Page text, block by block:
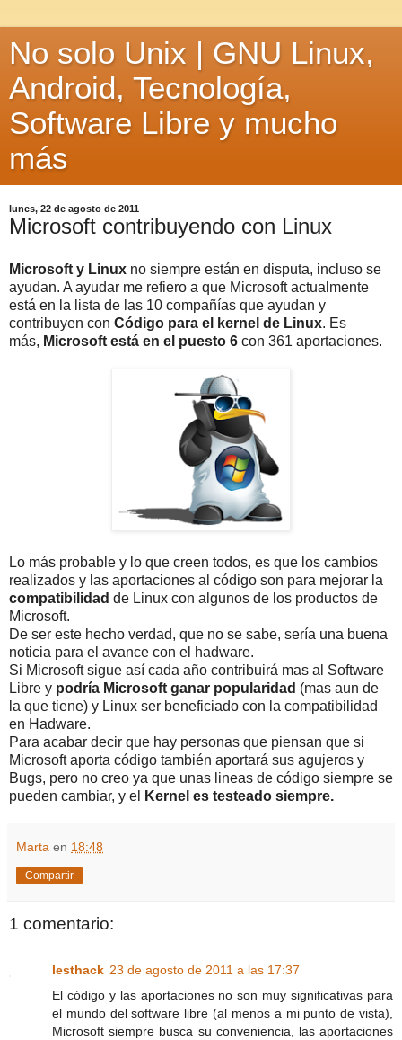
No solo Unix | GNU Linux,
Android, Tecnología,
Software Libre y mucho
más
lunes, 22 de agosto de 2011
Microsoft contribuyendo con Linux
Microsoft y Linux no siempre están en disputa, incluso se
ayudan. A ayudar me refiero a que Microsoft actualmente
está en la lista de las 10 compañías que ayudan y
contribuyen con Código para el kernel de Linux. Es
más, Microsoft está en el puesto 6 con 361 aportaciones.
Lo más probable y lo que creen todos, es que los cambios
realizados y las aportaciones al código son para mejorar la
compatibilidad de Linux con algunos de los productos de
Microsoft.
De ser este hecho verdad, que no se sabe, sería una buena
noticia para el avance con el hadware.
Si Microsoft sigue así cada año contribuirá mas al Software
Libre y podría Microsoft ganar popularidad (mas aun de
la que tiene) y Linux ser beneficiado con la compatibilidad
en Hadware.
Para acabar decir que hay personas que piensan que si
Microsoft aporta código también aportará sus agujeros y
Bugs, pero no creo ya que unas lineas de código siempre se
pueden cambiar, y el
Kernel es testeado siempre.
Marta en 18:48
Compartir
1 comentario:
lesthack 23 de agosto de 2011 a las 17:37
El código y las aportaciones no son muy significativas para
el mundo del software libre (al menos a mi punto de vista),
Microsoft siempre busca su conveniencia, las aportaciones